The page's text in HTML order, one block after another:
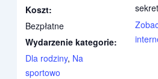
Koszt:
Bezpłatne
Wydarzenie kategorie:
Dla rodziny, Na
sportowo